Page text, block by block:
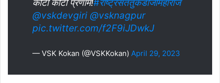
कोटी कोटी प्रणाम!#राष्ट्रसंततुकडोजीमहाराज
@vskdevgiri @vsknagpur
pic.twitter.com/f2F9iJDwkJ
— VSK Kokan (@VSKKokan) April 29, 2023